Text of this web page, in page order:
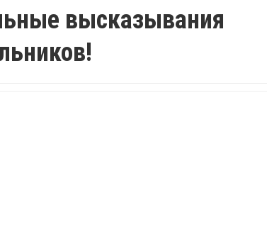
высказывания